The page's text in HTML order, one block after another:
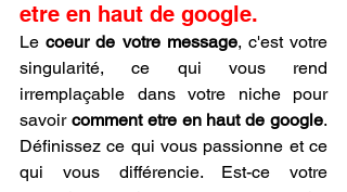
etre en haut de google.
Le coeur de votre message, c'est votre
singularité, ce qui vous rend
irremplaçable dans votre niche pour
savoir comment etre en haut de google.
Définissez ce qui vous passionne et ce
qui vous différencie. Est-ce votre